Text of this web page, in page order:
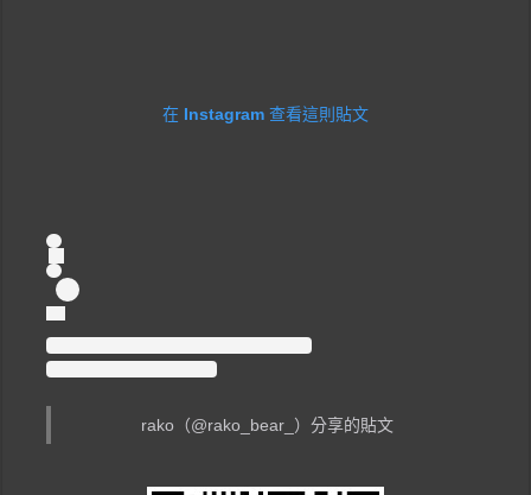
在 Instagram 查看這則貼文
rako（@rako_bear_）分享的貼文